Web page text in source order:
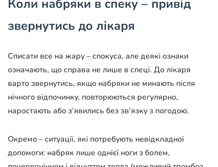
Коли набряки в спеку – привід
звернутись до лікаря
Списати все на жару – спокуса, але деякі ознаки
означають, що справа не лише в спеці. До лікаря
варто звернутись, якщо набряки не минають після
нічного відпочинку, повторюються регулярно,
наростають або з’явились без зв’язку з погодою.
Окремо – ситуації, які потребують невідкладної
допомоги: набряк лише однієї ноги з болем,